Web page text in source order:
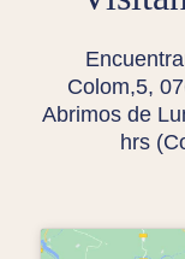
Colom,5,
Abrimos de
hrs